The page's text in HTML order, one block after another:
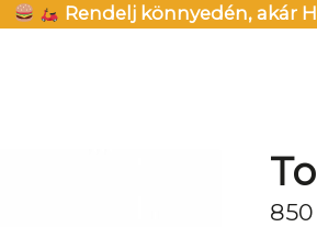
Rendelj könnyedén, akár
850